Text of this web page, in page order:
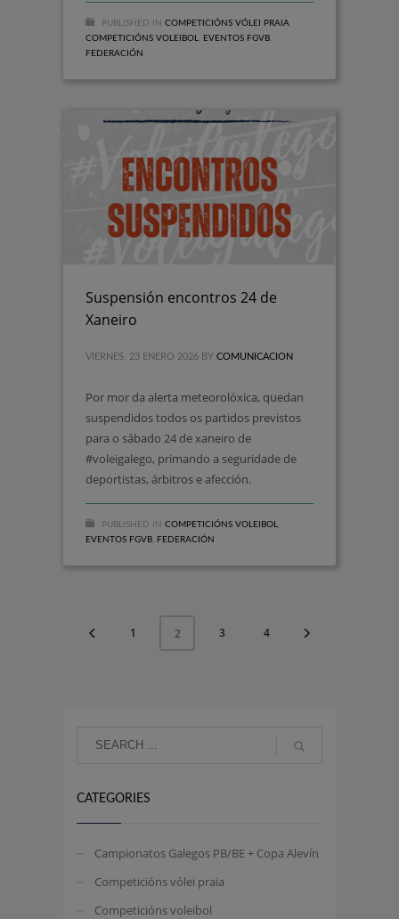
PUBLISHED IN COMPETICIÓNS VÓLEI PRAIA
COMPETICIÓNS VOLEIBOL
EVENTOS FGVB
FEDERACIÓN
Suspensión encontros 24 de
Xaneiro
VIERNES, 23 ENERO 2026 BY COMUNICACION
Por mor da alerta meteorolóxica, quedan
suspendidos todos os partidos previstos
para o sábado 24 de xaneiro de
#voleigalego, primando a seguridade de
deportistas, árbitros e afección.
PUBLISHED IN COMPETICIÓNS VOLEIBOL
EVENTOS FGVB
FEDERACIÓN
1 2 3 4
CATEGORIES
Campionatos Galegos PB/BE + Copa Alevín
Competicións vólei praia
Competicións voleibol